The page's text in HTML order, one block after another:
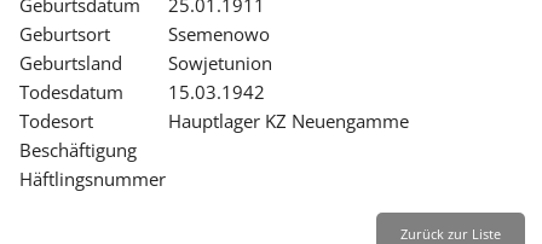
GESCHICHTE
BILDUNG
FORSCHUNG
SERVICE
Leichte Sprache
Geburtsort
Ssemenowo
Geburtsland
Sowjetunion
Todesdatum
15.03.1942
Todesort
Hauptlager KZ Neuengamme
Beschäftigung
Häftlingsnummer
Zurück zur Liste